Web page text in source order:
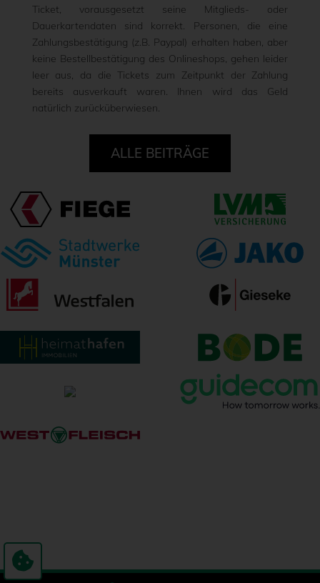
Ticket, vorausgesetzt seine Mitglieds- oder
Dauerkartendaten sind korrekt. Personen, die eine
Zahlungsbestätigung (z.B. Paypal) erhalten haben, aber
keine Bestellbestätigung des Onlineshops, gehen leider
leer aus, da die Tickets zum Zeitpunkt der Zahlung
bereits ausverkauft waren. Ihnen wird das Geld
natürlich zurücküberwiesen.
ALLE BEITRÄGE